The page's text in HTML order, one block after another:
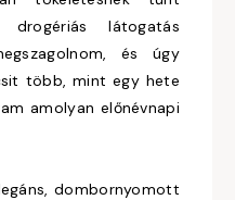
látogatás
és úgy
több, mint egy hete
amolyan előnévnapi
dombornyomott